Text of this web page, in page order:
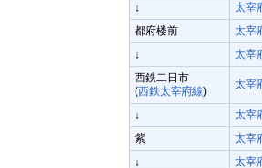
↓
太宰
都府楼前
太宰
↓
太宰
西鉄二日市
(西鉄太宰府線)
太宰
↓
太宰
紫
太宰
↓
太宰